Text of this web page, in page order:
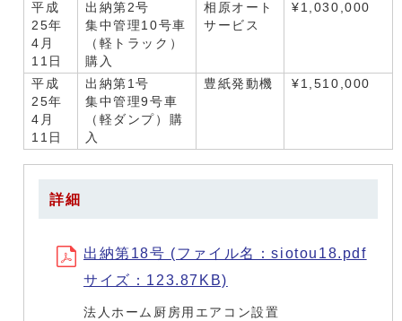
平成
25年
4月
11日
出納第2号
集中管理10号車
（軽トラック）
購入
相原オート
サービス
¥1,030,000
平成
25年
4月
11日
出納第1号
集中管理9号車
（軽ダンプ）購
入
豊紙発動機 ¥1,510,000
詳細
出納第18号 (ファイル名：siotou18.pdf
サイズ：123.87KB)
法人ホーム厨房用エアコン設置